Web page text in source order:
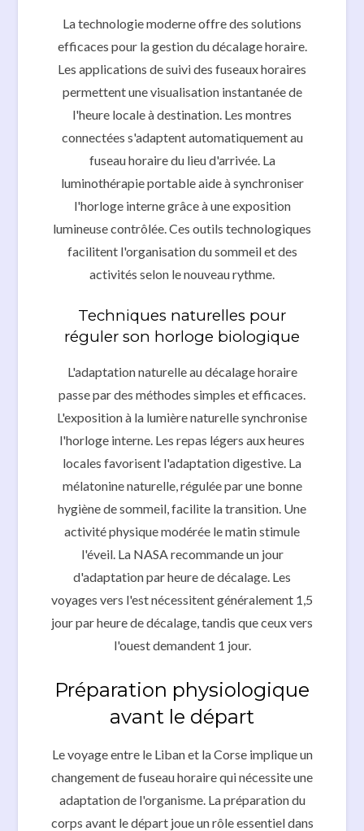
La technologie moderne offre des solutions
efficaces pour la gestion du décalage horaire.
Les applications de suivi des fuseaux horaires
permettent une visualisation instantanée de
l'heure locale à destination. Les montres
connectées s'adaptent automatiquement au
fuseau horaire du lieu d'arrivée. La
luminothérapie portable aide à synchroniser
l'horloge interne grâce à une exposition
lumineuse contrôlée. Ces outils technologiques
facilitent l'organisation du sommeil et des
activités selon le nouveau rythme.
Techniques naturelles pour
réguler son horloge biologique
L'adaptation naturelle au décalage horaire
passe par des méthodes simples et efficaces.
L'exposition à la lumière naturelle synchronise
l'horloge interne. Les repas légers aux heures
locales favorisent l'adaptation digestive. La
mélatonine naturelle, régulée par une bonne
hygiène de sommeil, facilite la transition. Une
activité physique modérée le matin stimule
l'éveil. La NASA recommande un jour
d'adaptation par heure de décalage. Les
voyages vers l'est nécessitent généralement 1,5
jour par heure de décalage, tandis que ceux vers
l'ouest demandent 1 jour.
Préparation physiologique
avant le départ
Le voyage entre le Liban et la Corse implique un
changement de fuseau horaire qui nécessite une
adaptation de l'organisme. La préparation du
corps avant le départ joue un rôle essentiel dans